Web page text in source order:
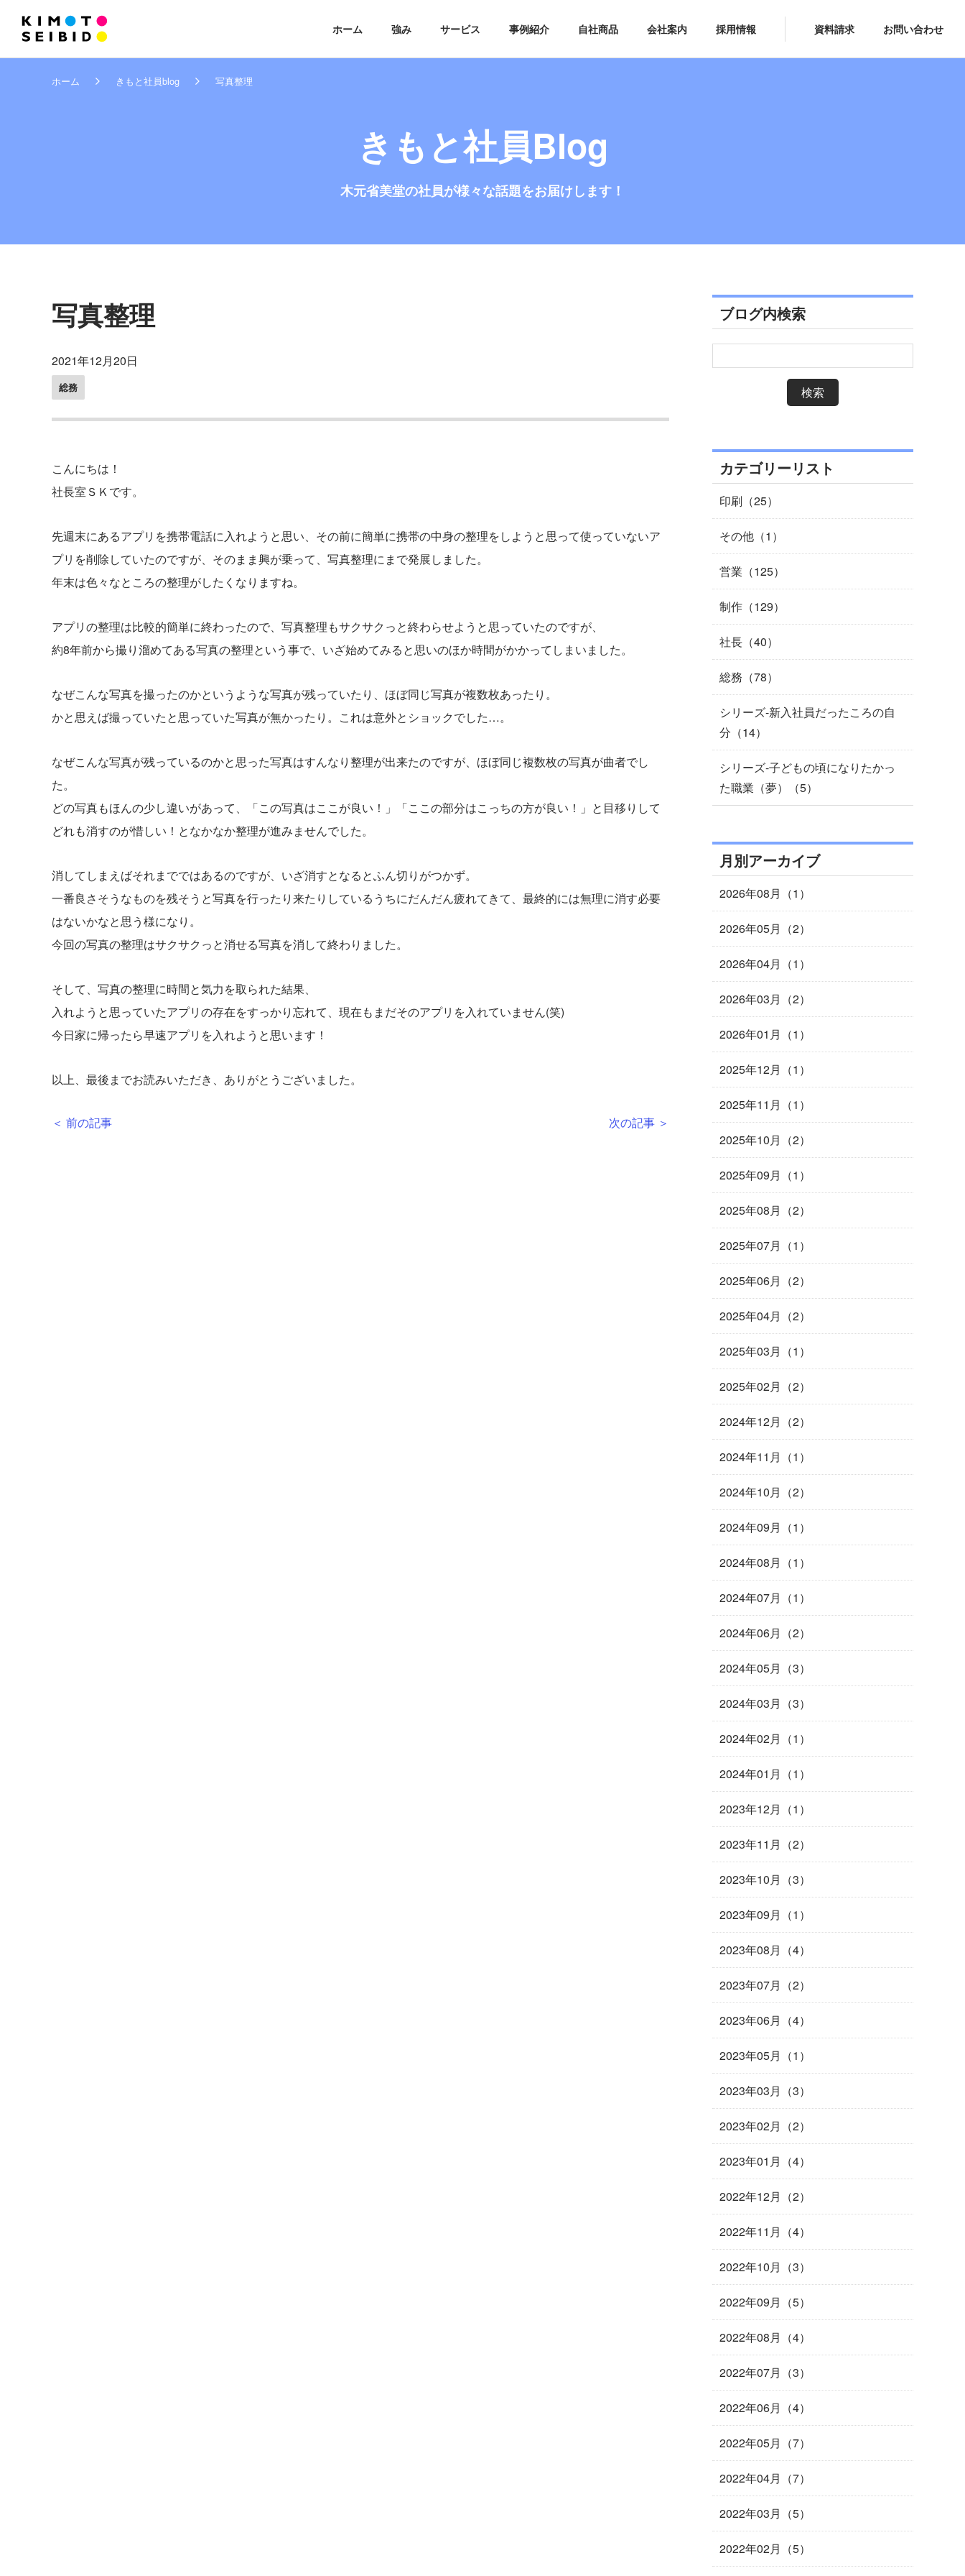
ホーム 強み サービス 事例紹介 自社商品 会社案内 採用情報 資料請求 お問い合わせ
ホーム きもと社員blog 写真整理
きもと社員Blog
木元省美堂の社員が様々な話題をお届けします！
写真整理
2021年12月20日
総務
こんにちは！
社長室ＳＫです。
先週末にあるアプリを携帯電話に入れようと思い、その前に簡単に携帯の中身の整理をしようと思って使っていないア
プリを削除していたのですが、そのまま興が乗って、写真整理にまで発展しました。
年末は色々なところの整理がしたくなりますね。
アプリの整理は比較的簡単に終わったので、写真整理もサクサクっと終わらせようと思っていたのですが、
約8年前から撮り溜めてある写真の整理という事で、いざ始めてみると思いのほか時間がかかってしまいました。
なぜこんな写真を撮ったのかというような写真が残っていたり、ほぼ同じ写真が複数枚あったり。
かと思えば撮っていたと思っていた写真が無かったり。これは意外とショックでした…。
なぜこんな写真が残っているのかと思った写真はすんなり整理が出来たのですが、ほぼ同じ複数枚の写真が曲者でし
た。
どの写真もほんの少し違いがあって、「この写真はここが良い！」「ここの部分はこっちの方が良い！」と目移りして
どれも消すのが惜しい！となかなか整理が進みませんでした。
消してしまえばそれまでではあるのですが、いざ消すとなるとふん切りがつかず。
一番良さそうなものを残そうと写真を行ったり来たりしているうちにだんだん疲れてきて、最終的には無理に消す必要
はないかなと思う様になり。
今回の写真の整理はサクサクっと消せる写真を消して終わりました。
そして、写真の整理に時間と気力を取られた結果、
入れようと思っていたアプリの存在をすっかり忘れて、現在もまだそのアプリを入れていません(笑)
今日家に帰ったら早速アプリを入れようと思います！
以上、最後までお読みいただき、ありがとうございました。
＜ 前の記事 次の記事 ＞
ブログ内検索
カテゴリーリスト
印刷（25）
その他（1）
営業（125）
制作（129）
社長（40）
総務（78）
シリーズ-新入社員だったころの自
分（14）
シリーズ-子どもの頃になりたかっ
た職業（夢）（5）
月別アーカイブ
2026年08月（1）
2026年05月（2）
2026年04月（1）
2026年03月（2）
2026年01月（1）
2025年12月（1）
2025年11月（1）
2025年10月（2）
2025年09月（1）
2025年08月（2）
2025年07月（1）
2025年06月（2）
2025年04月（2）
2025年03月（1）
2025年02月（2）
2024年12月（2）
2024年11月（1）
2024年10月（2）
2024年09月（1）
2024年08月（1）
2024年07月（1）
2024年06月（2）
2024年05月（3）
2024年03月（3）
2024年02月（1）
2024年01月（1）
2023年12月（1）
2023年11月（2）
2023年10月（3）
2023年09月（1）
2023年08月（4）
2023年07月（2）
2023年06月（4）
2023年05月（1）
2023年03月（3）
2023年02月（2）
2023年01月（4）
2022年12月（2）
2022年11月（4）
2022年10月（3）
2022年09月（5）
2022年08月（4）
2022年07月（3）
2022年06月（4）
2022年05月（7）
2022年04月（7）
2022年03月（5）
2022年02月（5）